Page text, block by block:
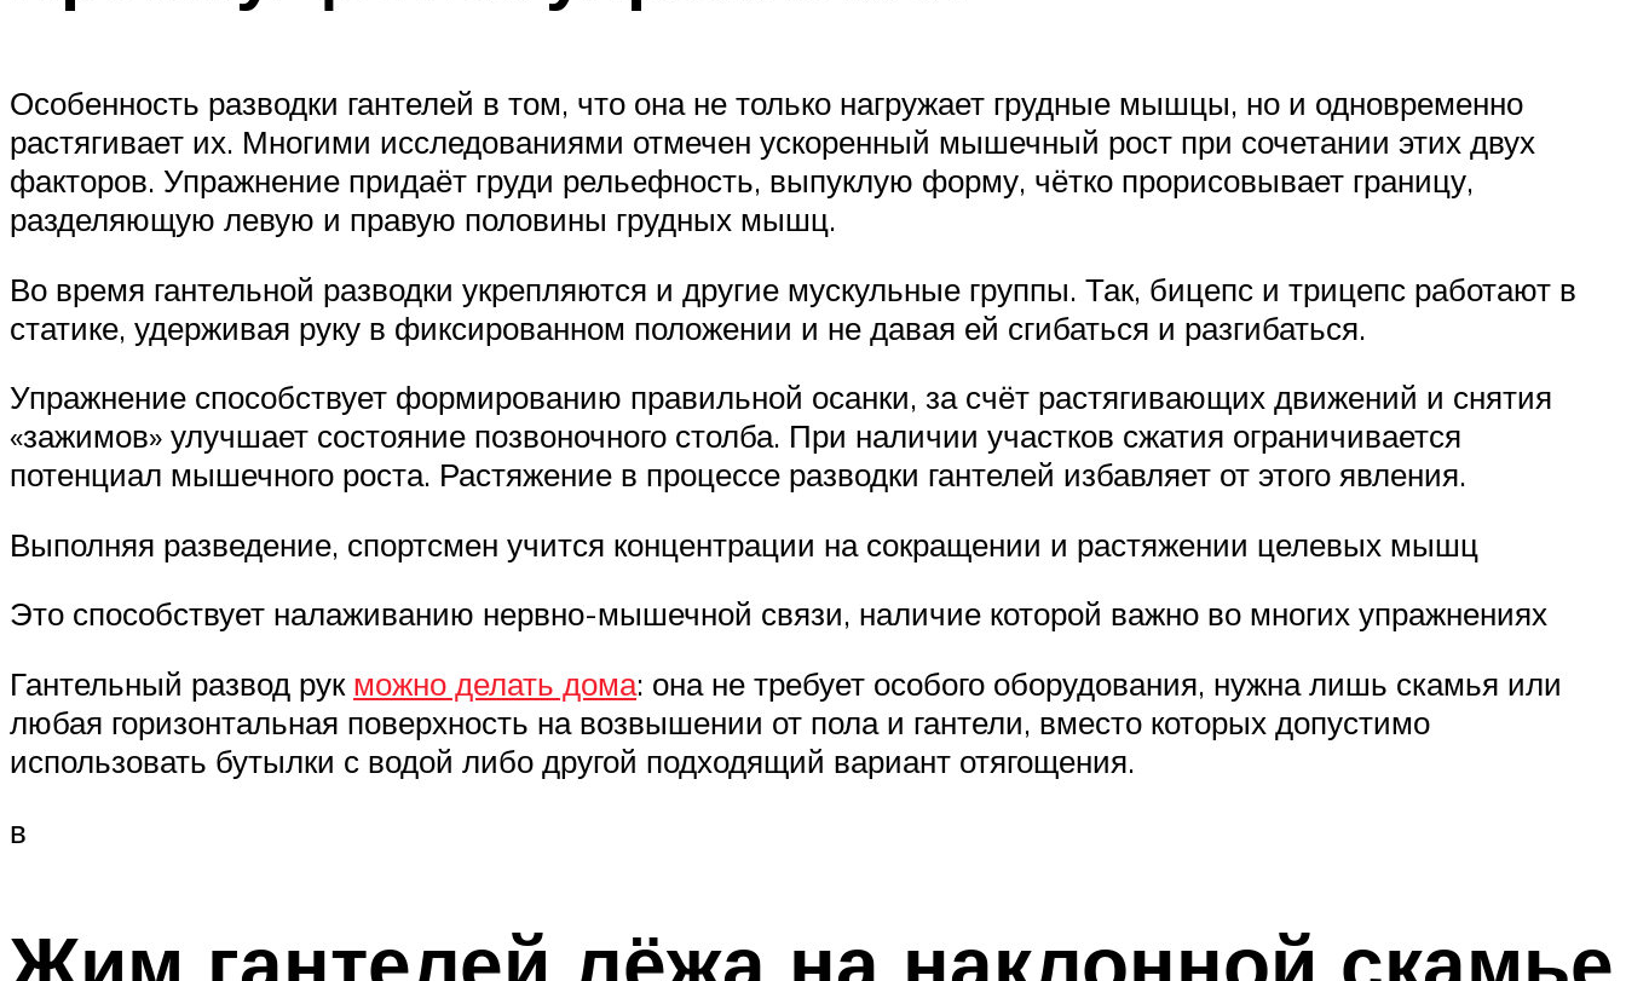
Особенность разводки гантелей в том, что она не только нагружает грудные мышцы, но и одновременно
растягивает их. Многими исследованиями отмечен ускоренный мышечный рост при сочетании этих двух
факторов. Упражнение придаёт груди рельефность, выпуклую форму, чётко прорисовывает границу,
разделяющую левую и правую половины грудных мышц.
Во время гантельной разводки укрепляются и другие мускульные группы. Так, бицепс и трицепс работают в
статике, удерживая руку в фиксированном положении и не давая ей сгибаться и разгибаться.
Упражнение способствует формированию правильной осанки, за счёт растягивающих движений и снятия
«зажимов» улучшает состояние позвоночного столба. При наличии участков сжатия ограничивается
потенциал мышечного роста. Растяжение в процессе разводки гантелей избавляет от этого явления.
Выполняя разведение, спортсмен учится концентрации на сокращении и растяжении целевых мышц
Это способствует налаживанию нервно-мышечной связи, наличие которой важно во многих упражнениях
Гантельный развод рук можно делать дома: она не требует особого оборудования, нужна лишь скамья или
любая горизонтальная поверхность на возвышении от пола и гантели, вместо которых допустимо
использовать бутылки с водой либо другой подходящий вариант отягощения.
в